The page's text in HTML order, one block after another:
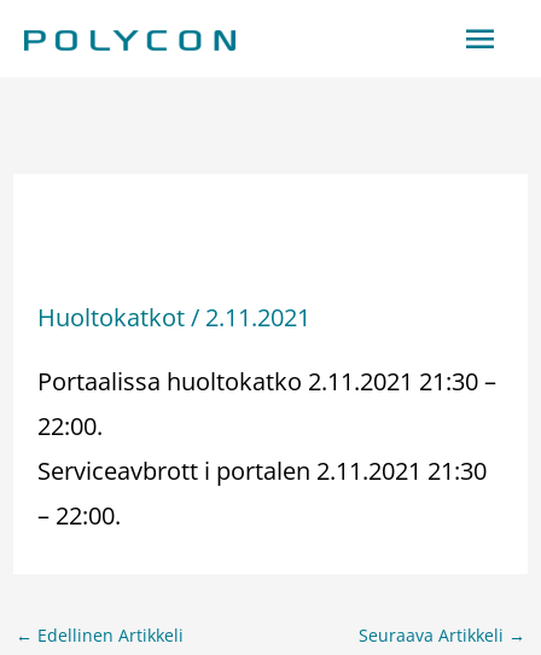
Huoltokatkot/ 2.11.2021
Portaalissa huoltokatko 2.11.2021 21:30 –
22:00.
Serviceavbrott i portalen 2.11.2021 21:30
– 22:00.
← Edellinen Artikkeli Seuraava Artikkeli →